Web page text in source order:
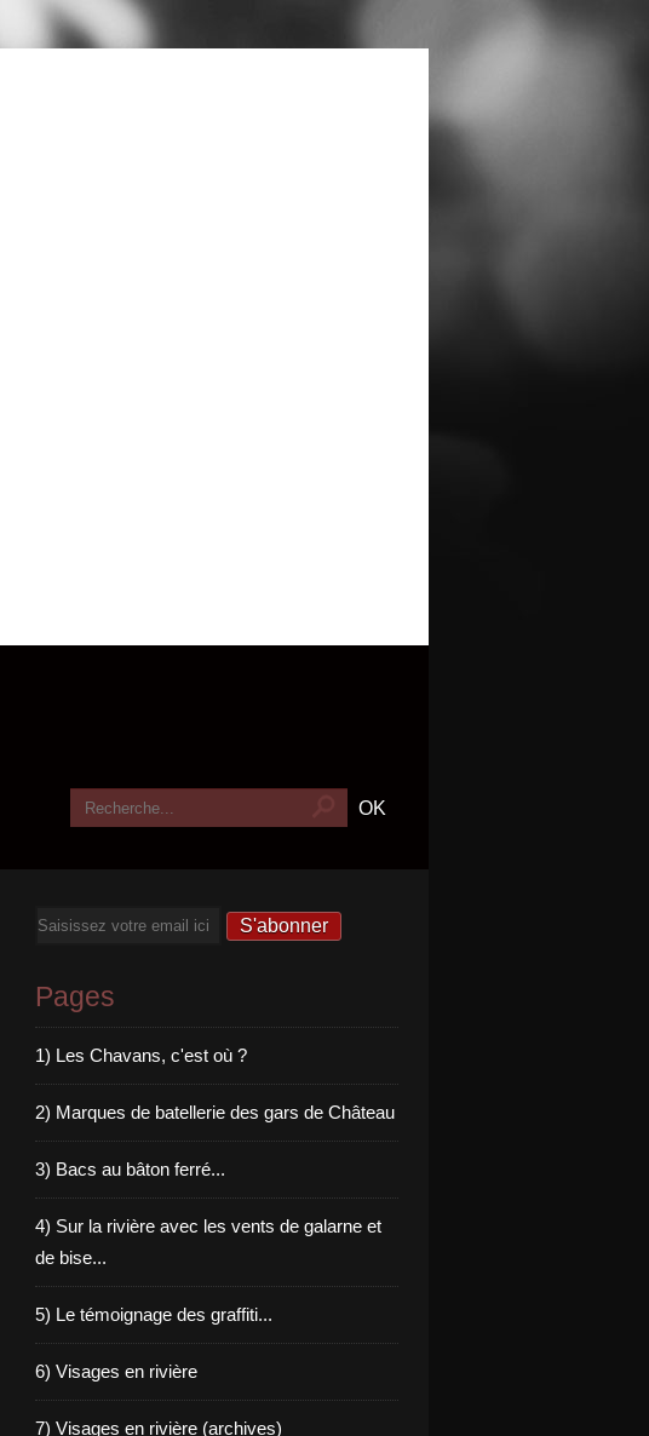
Email
Pages
1) Les Chavans, c'est où ?
2) Marques de batellerie des gars de Château
3) Bacs au bâton ferré...
4) Sur la rivière avec les vents de galarne et
de bise...
5) Le témoignage des graffiti...
6) Visages en rivière
7) Visages en rivière (archives)